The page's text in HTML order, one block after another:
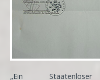
„Ein